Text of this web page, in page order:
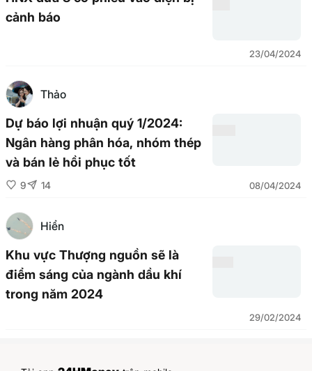
cảnh báo
23/04/2024
Thảo
Dự báo lợi nhuận quý 1/2024:
Ngân hàng phân hóa, nhóm thép
và bán lẻ hồi phục tốt
9 14 08/04/2024
Hiển
Khu vực Thượng nguồn sẽ là
điểm sáng của ngành dầu khí
trong năm 2024
29/02/2024